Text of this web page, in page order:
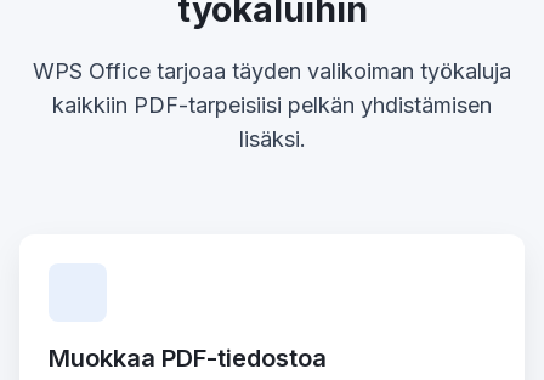
työkaluihin
WPS Office tarjoaa täyden valikoiman työkaluja
kaikkiin PDF-tarpeisiisi pelkän yhdistämisen
lisäksi.
Muokkaa PDF-tiedostoa